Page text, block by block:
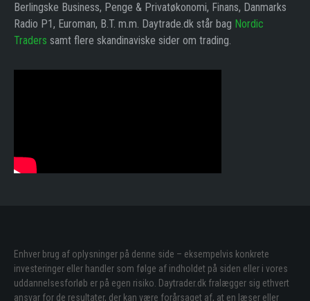
Berlingske Business, Penge & Privatøkonomi, Finans, Danmarks
Radio P1, Euroman, B.T. m.m. Daytrade.dk står bag Nordic
Traders samt flere skandinaviske sider om trading.
Enhver brug af oplysninger på denne side – eksempelvis konkrete
investeringer eller handler som følge af indholdet på siden eller i vores
uddannelsesforløb er på egen risiko. Daytrader.dk fralægger sig ethvert
ansvar for de resultater, der kan være forårsaget af, at en læser eller